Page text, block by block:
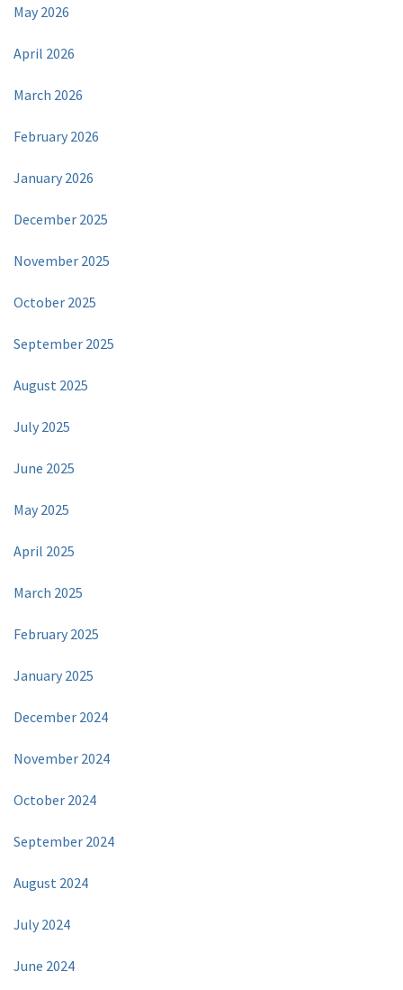
May 2026
April 2026
March 2026
February 2026
January 2026
December 2025
November 2025
October 2025
September 2025
August 2025
July 2025
June 2025
May 2025
April 2025
March 2025
February 2025
January 2025
December 2024
November 2024
October 2024
September 2024
August 2024
July 2024
June 2024